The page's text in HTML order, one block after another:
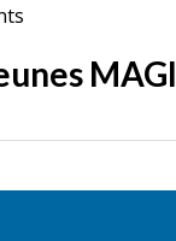
MAGI